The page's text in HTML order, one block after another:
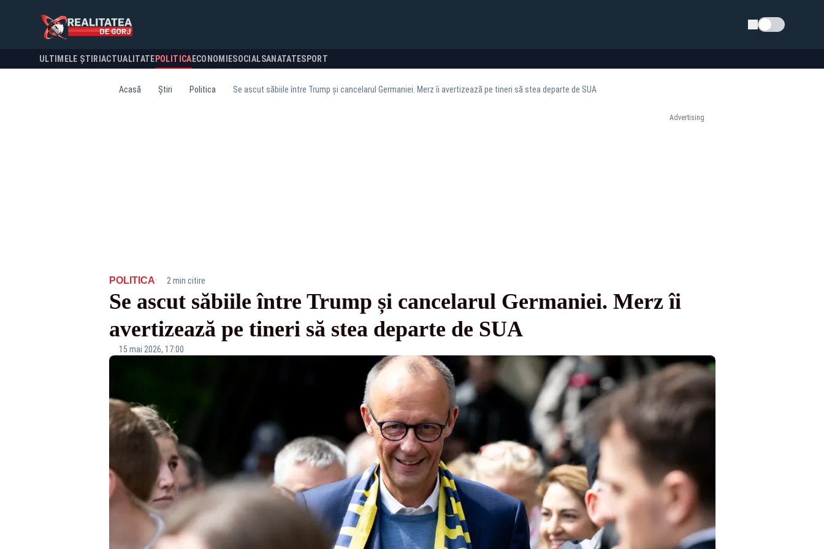
Schimba tema
ULTIMELE ȘTIRI ACTUALITATE POLITICA ECONOMIESOCIALSANATATESPORT
Acasă Știri Politica Se ascut săbiile între Trump și cancelarul Germaniei. Merz îi avertizează pe tineri să stea departe de SUA
Advertising
POLITICA· 2 min citire
Se ascut săbiile între Trump și cancelarul Germaniei. Merz îi
avertizează pe tineri să stea departe de SUA
15 mai 2026, 17:00